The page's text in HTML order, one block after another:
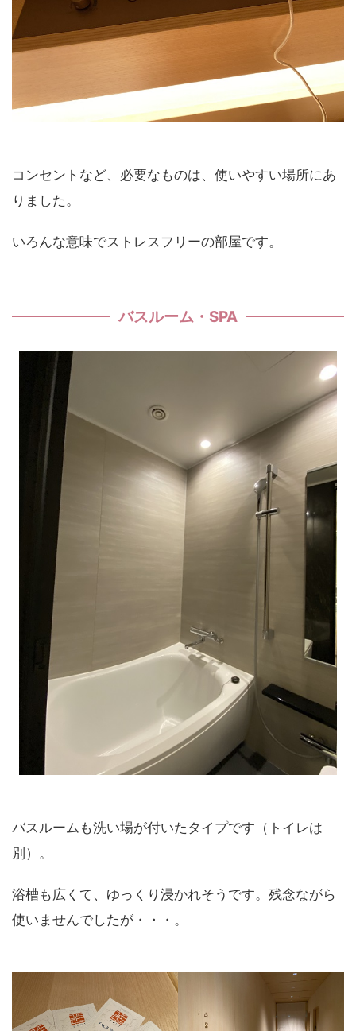
コンセントなど、必要なものは、使いやすい場所にあ
りました。
いろんな意味でストレスフリーの部屋です。
バスルーム・SPA
バスルームも洗い場が付いたタイプです（トイレは
別）。
浴槽も広くて、ゆっくり浸かれそうです。残念ながら
使いませんでしたが・・・。